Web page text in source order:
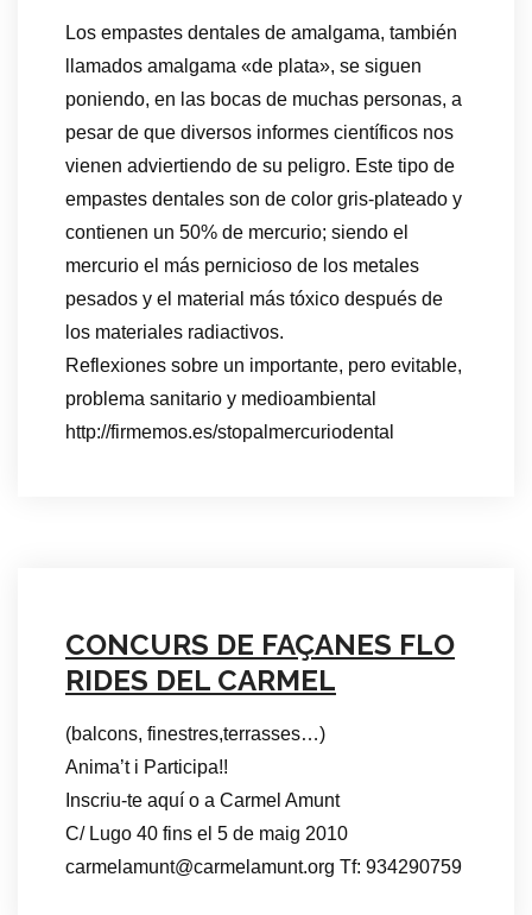
Los empastes dentales de amalgama, también
llamados amalgama «de plata», se siguen
poniendo, en las bocas de muchas personas, a
pesar de que diversos informes científicos nos
vienen adviertiendo de su peligro. Este tipo de
empastes dentales son de color gris-plateado y
contienen un 50% de mercurio; siendo el
mercurio el más pernicioso de los metales
pesados y el material más tóxico después de
los materiales radiactivos.
Reflexiones sobre un importante, pero evitable,
problema sanitario y medioambiental
http://firmemos.es/stopalmercuriodental
CONCURS DE FAÇANES FLO
RIDES DEL CARMEL
(balcons, finestres,terrasses…)
Anima’t i Participa!!
Inscriu-te aquí o a Carmel Amunt
C/ Lugo 40 fins el 5 de maig 2010
carmelamunt@carmelamunt.org Tf: 934290759